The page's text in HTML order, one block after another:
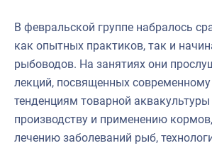
В февральской группе набралось
как опытных практиков, так и
рыбоводов. На занятиях они
лекций, посвященных
тенденциям товарной аквакультуры
производству и применению
лечению заболеваний рыб,